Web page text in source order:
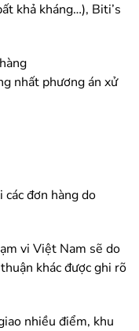
khả kháng…), Biti’s
nhất phương án xử
đơn hàng do
vi Việt Nam sẽ do
khác được ghi rõ
nhiều điểm, khu